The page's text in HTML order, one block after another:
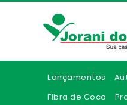
Lançamentos
Fibra de Coco